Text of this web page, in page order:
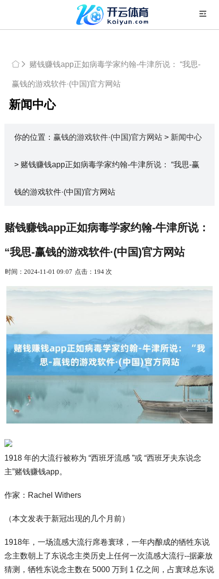
赌钱赚钱app正如病毒学家约翰-牛津所说： “我思-
赢钱的游戏软件·(中国)官方网站
新闻中心
你的位置： 赢钱的游戏软件·(中国)官方网站 > 新闻中心
> 赌钱赚钱app正如病毒学家约翰-牛津所说： “我思-赢
钱的游戏软件·(中国)官方网站
赌钱赚钱app正如病毒学家约翰-牛津所说：
“我思-赢钱的游戏软件·(中国)官方网站
时间：2024-11-01 09:07 点击：194 次
1918 年的大流行被称为 “西班牙流感 ”或 “西班牙夫东说念
主”赌钱赚钱app。
作家：Rachel Withers
（本文发表于新冠出现的几个月前）
1918年，一场流感大流行席卷寰球，一年内酿成的牺牲东说
念主数朝上了东说念主类历史上任何一次流感大流行--据豪放
猜测，牺牲东说念主数在 5000 万到 1 亿之间，占寰球总东说